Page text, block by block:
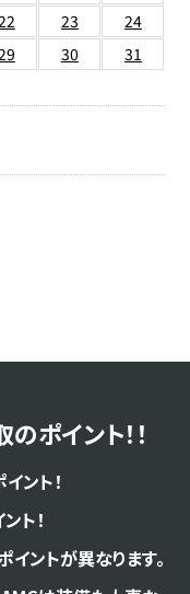
23
24
30
31
ポイント！！
ント！
ト！
ントが異なります。